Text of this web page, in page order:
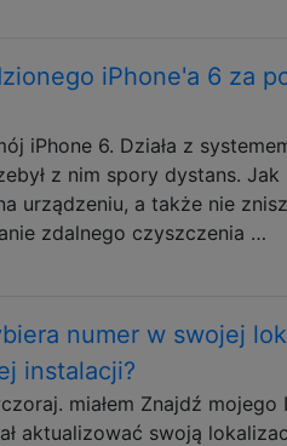
iPhone'a 6 za
iPhone 6. Działa z
z nim spory dystans. Jak
urządzeniu, a także nie
zdalnego czyszczenia …
numer w swojej
instalacji?
miałem Znajdź mojego
aktualizować swoją